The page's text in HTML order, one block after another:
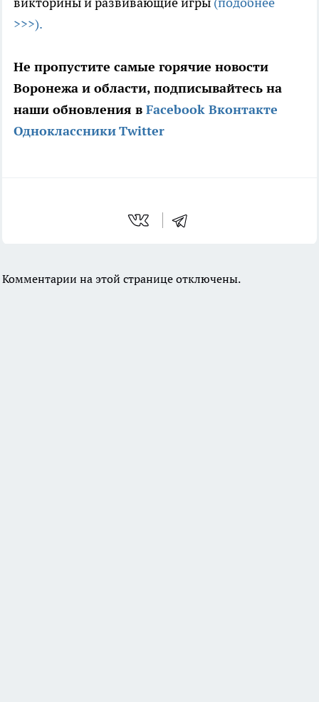
>>>).
Не пропустите самые горячие новости
Воронежа и области, подписывайтесь на
наши обновления в Facebook Вконтакте
ОдноклассникиTwitter
Комментарии на этой странице отключены.